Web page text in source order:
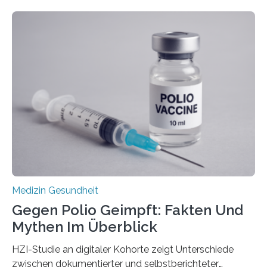
Dringend benötigt werden zielgerichtete Therapien, die
nur Tumorschwachstellen angreifen und normales
Gewebe verschonen. Forschende um Daniel Merk vom
Hertie-Institut für klinische Hirnforschung am
Universitätsklinikum Tübingen haben eine solche
Schwachstelle im Erbgut einer Untergruppe des
Medulloblastoms gefunden. Die Wilhelm Sander-
Stiftung unterstützte das Projekt…
Medizin Gesundheit
Gegen Polio Geimpft: Fakten Und
Mythen Im Überblick
HZI-Studie an digitaler Kohorte zeigt Unterschiede
zwischen dokumentierter und selbstberichteter